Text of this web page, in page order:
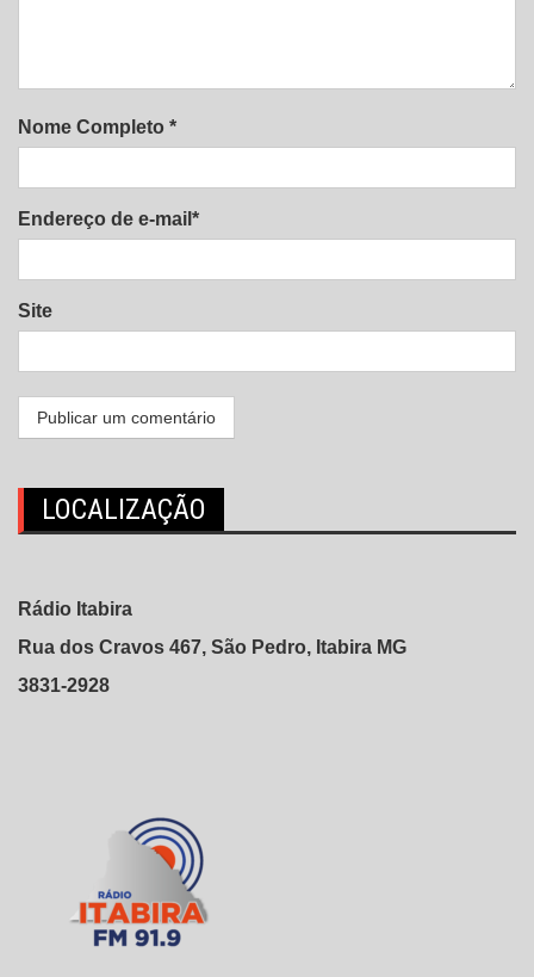
Nome Completo *
Endereço de e-mail*
Site
LOCALIZAÇÃO
Rádio Itabira
Rua dos Cravos 467, São Pedro, Itabira MG
3831-2928